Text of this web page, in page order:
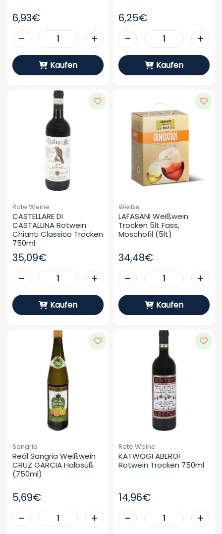
6,93€
Kaufen
6,25€
Kaufen
Rote Weine
CASTELLARE DI
CASTALLINA Rotwein
Chianti Classico Trocken
750ml
35,09€
Kaufen
Weiße
LAFASANI Weißwein
Trocken 5lt Fass,
Moschofil (5lt)
34,48€
Kaufen
Sangria
Reál Sangria Weißwein
CRUZ GARCIA Halbsüß
(750ml)
5,69€
Rote Weine
KATWOGI ABEROF
Rotwein Trocken 750ml
14,96€